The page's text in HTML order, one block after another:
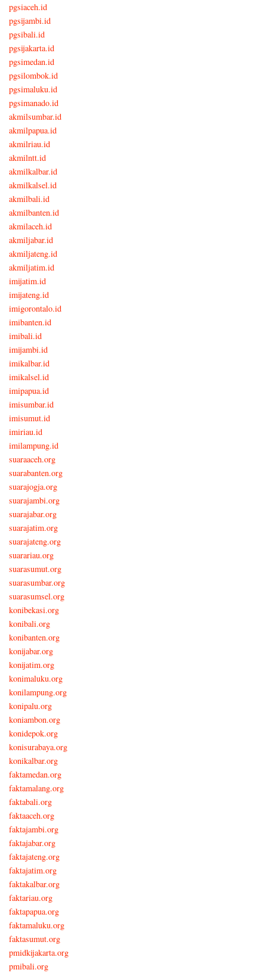
pgsiaceh.id
pgsijambi.id
pgsibali.id
pgsijakarta.id
pgsimedan.id
pgsilombok.id
pgsimaluku.id
pgsimanado.id
akmilsumbar.id
akmilpapua.id
akmilriau.id
akmilntt.id
akmilkalbar.id
akmilkalsel.id
akmilbali.id
akmilbanten.id
akmilaceh.id
akmiljabar.id
akmiljateng.id
akmiljatim.id
imijatim.id
imijateng.id
imigorontalo.id
imibanten.id
imibali.id
imijambi.id
imikalbar.id
imikalsel.id
imipapua.id
imisumbar.id
imisumut.id
imiriau.id
imilampung.id
suaraaceh.org
suarabanten.org
suarajogja.org
suarajambi.org
suarajabar.org
suarajatim.org
suarajateng.org
suarariau.org
suarasumut.org
suarasumbar.org
suarasumsel.org
konibekasi.org
konibali.org
konibanten.org
konijabar.org
konijatim.org
konimaluku.org
konilampung.org
konipalu.org
koniambon.org
konidepok.org
konisurabaya.org
konikalbar.org
faktamedan.org
faktamalang.org
faktabali.org
faktaaceh.org
faktajambi.org
faktajabar.org
faktajateng.org
faktajatim.org
faktakalbar.org
faktariau.org
faktapapua.org
faktamaluku.org
faktasumut.org
pmidkijakarta.org
pmibali.org